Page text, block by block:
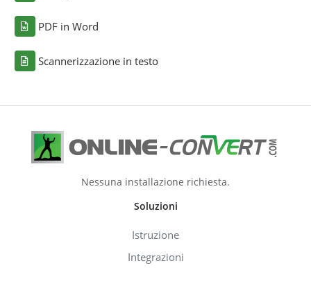
PDF in Word
Scannerizzazione in testo
Nessuna installazione richiesta.
Soluzioni
Istruzione
Integrazioni